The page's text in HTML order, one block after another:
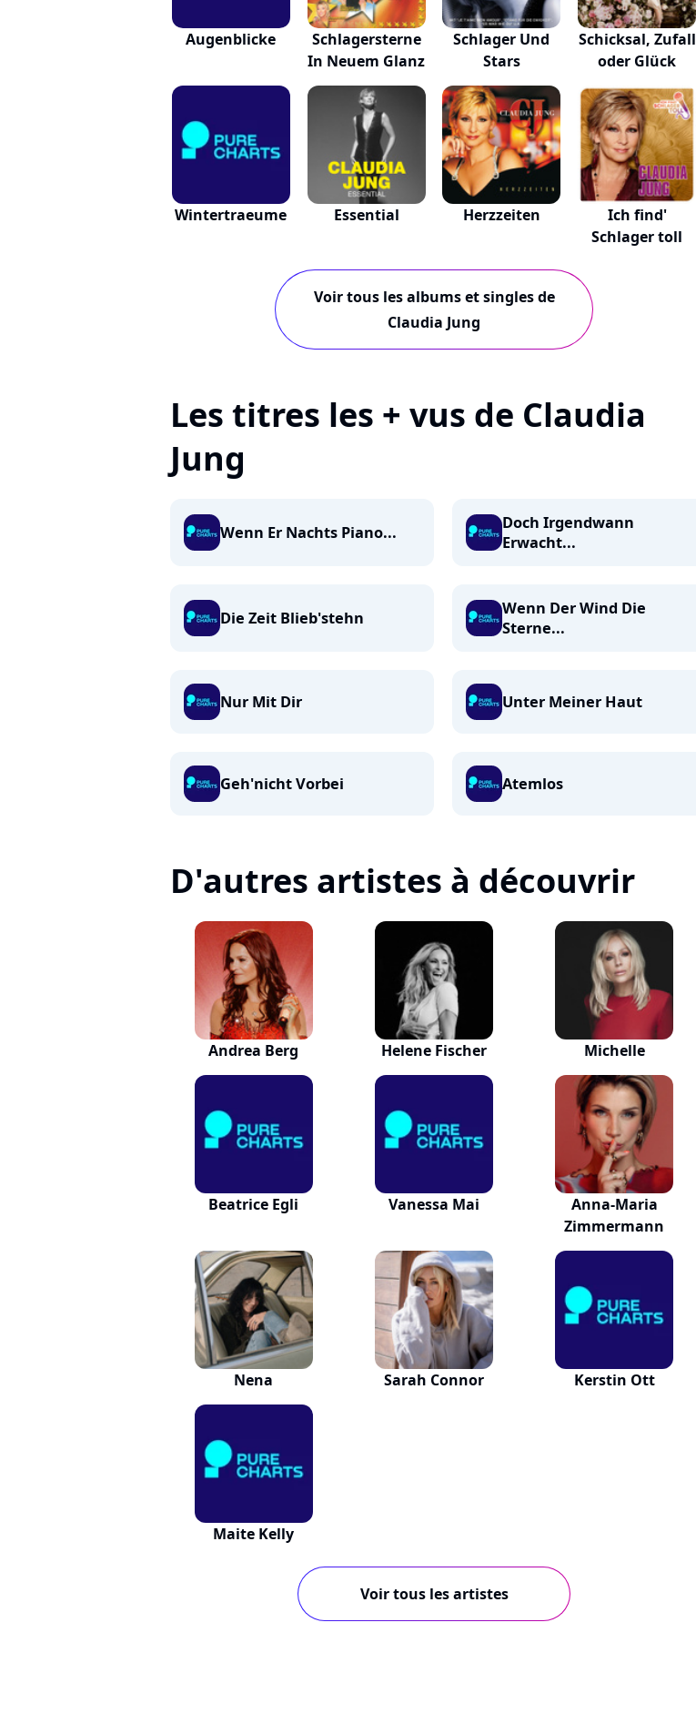
Augenblicke
Schlagersterne
In Neuem Glanz
Schlager Und
Stars
Schicksal, Zufall
oder Glück
Wintertraeume Essential Herzzeiten
Ich find'
Schlager toll
Voir tous les albums et singles de
Claudia Jung
Les titres les + vus de Claudia
Jung
Wenn Er Nachts Piano...
Doch Irgendwann
Erwacht...
Die Zeit Blieb'stehn
Wenn Der Wind Die
Sterne...
Nur Mit Dir Unter Meiner Haut
Geh'nicht Vorbei Atemlos
D'autres artistes à découvrir
Andrea Berg Helene Fischer Michelle
Beatrice Egli Vanessa Mai
Anna-Maria
Zimmermann
Nena Sarah Connor Kerstin Ott
Maite Kelly
Voir tous les artistes